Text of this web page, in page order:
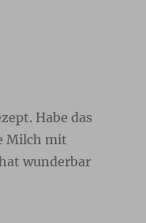
Habe das
Milch mit
wunderbar